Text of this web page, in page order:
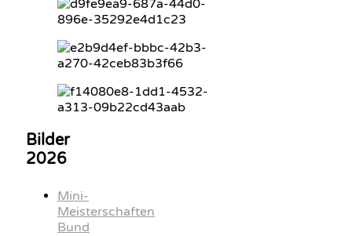
Bilder
2026
Mini-
Meisterschaften
Bund